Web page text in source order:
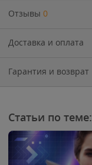
Отзывы 0
Доставка и оплата
Гарантия и возврат
Статьи по теме: